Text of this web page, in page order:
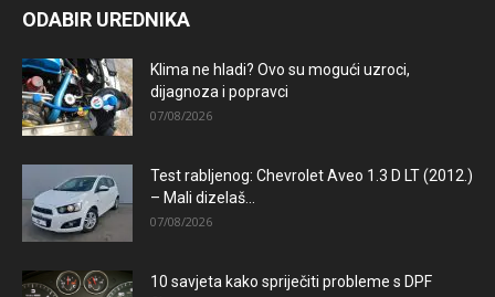
ODABIR UREDNIKA
Klima ne hladi? Ovo su mogući uzroci,
dijagnoza i popravci
07/08/2026
Test rabljenog: Chevrolet Aveo 1.3 D LT (2012.)
– Mali dizelaš...
07/08/2026
10 savjeta kako spriječiti probleme s DPF